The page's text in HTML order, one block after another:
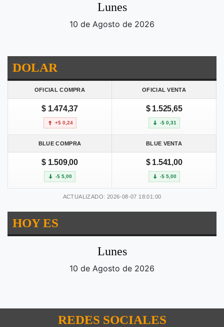
Lunes
10 de Agosto de 2026
DOLAR
OFICIAL COMPRA OFICIAL VENTA
$ 1.474,37
+$ 0,24
$ 1.525,65
-$ 0,31
BLUE COMPRA BLUE VENTA
$ 1.509,00
-$ 5,00
$ 1.541,00
-$ 5,00
ACTUALIZADO: 2026-08-07 18:01:00
HOY ES
Lunes
10 de Agosto de 2026
REDES SOCIALES